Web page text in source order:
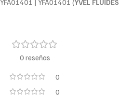
YFA01401 | YFA01401 (YVEL FLUIDES
0 reseñas
0
0